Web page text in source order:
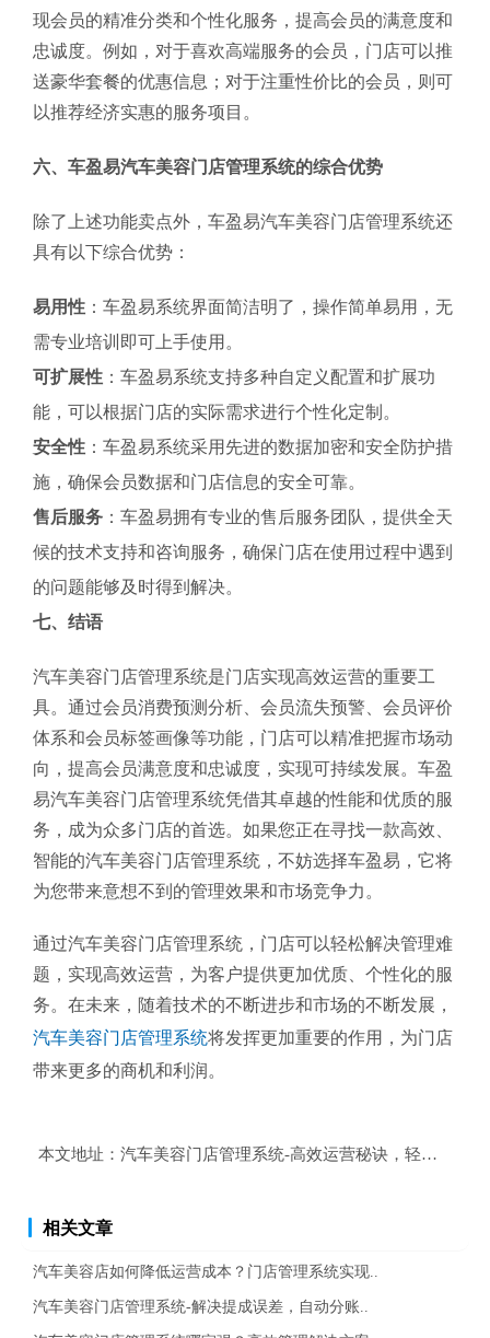
现会员的精准分类和个性化服务，提高会员的满意度和
忠诚度。例如，对于喜欢高端服务的会员，门店可以推
送豪华套餐的优惠信息；对于注重性价比的会员，则可
以推荐经济实惠的服务项目。
六、车盈易汽车美容门店管理系统的综合优势
除了上述功能卖点外，车盈易汽车美容门店管理系统还
具有以下综合优势：
易用性 ：车盈易系统界面简洁明了，操作简单易用，无
需专业培训即可上手使用。
可扩展性 ：车盈易系统支持多种自定义配置和扩展功
能，可以根据门店的实际需求进行个性化定制。
安全性 ：车盈易系统采用先进的数据加密和安全防护措
施，确保会员数据和门店信息的安全可靠。
售后服务 ：车盈易拥有专业的售后服务团队，提供全天
候的技术支持和咨询服务，确保门店在使用过程中遇到
的问题能够及时得到解决。
七、结语
汽车美容门店管理系统是门店实现高效运营的重要工
具。通过会员消费预测分析、会员流失预警、会员评价
体系和会员标签画像等功能，门店可以精准把握市场动
向，提高会员满意度和忠诚度，实现可持续发展。车盈
易汽车美容门店管理系统凭借其卓越的性能和优质的服
务，成为众多门店的首选。如果您正在寻找一款高效、
智能的汽车美容门店管理系统，不妨选择车盈易，它将
为您带来意想不到的管理效果和市场竞争力。
通过汽车美容门店管理系统，门店可以轻松解决管理难
题，实现高效运营，为客户提供更加优质、个性化的服
务。在未来，随着技术的不断进步和市场的不断发展，
汽车美容门店管理系统将发挥更加重要的作用，为门店
带来更多的商机和利润。
本文地址： 汽车美容门店管理系统-高效运营秘诀，轻松解决
相关文章
汽车美容店如何降低运营成本？门店管理系统实现..
汽车美容门店管理系统-解决提成误差，自动分账..